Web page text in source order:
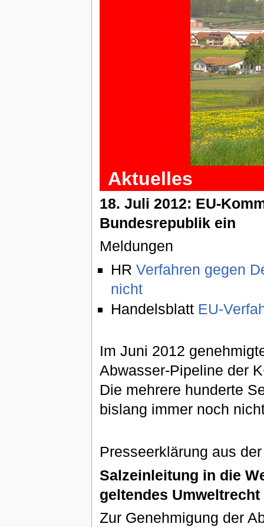
Aktuelles
18. Juli 2012: EU-
Bundesrepublik ein
Meldungen
HR Verfahren gegen
nicht
Handelsblatt EU-
Im Juni 2012
Abwasser-Pipeline der
Die mehrere hunderte
bislang immer noch
Presseerklärung aus
Salzeinleitung in die
geltendes Umweltrecht
Zur Genehmigung der